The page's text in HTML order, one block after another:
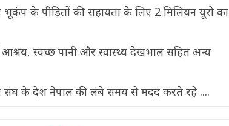
भूकंप के पीड़ितों की सहायता के लिए 2 मिलियन यूरो का
स्वच्छ पानी और स्वास्थ्य देखभाल सहित अन्य
संघ के देश नेपाल की लंबे समय से मदद करते रहे ....